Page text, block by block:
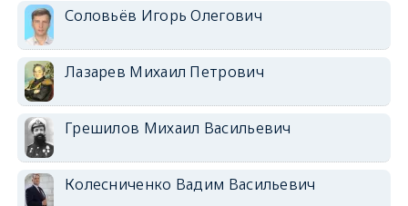
Соловьёв Игорь Олегович
Лазарев Михаил Петрович
Грешилов Михаил Васильевич
Колесниченко Вадим Васильевич